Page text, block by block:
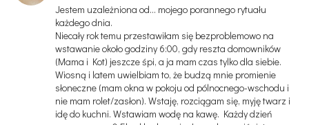
Jestem uzależniona od... mojego porannego rytuału
każdego dnia.
Niecały rok temu przestawiłam się bezproblemowo na
wstawanie około godziny 6:00, gdy reszta domowników
(Mama i Kot) jeszcze śpi, a ja mam czas tylko dla siebie.
Wiosną i latem uwielbiam to, że budzą mnie promienie
słoneczne (mam okna w pokoju od pólnocnego-wschodu i
nie mam rolet/zasłon). Wstaję, rozciągam się, myję twarz i
idę do kuchni. Wstawiam wodę na kawę. Każdy dzień